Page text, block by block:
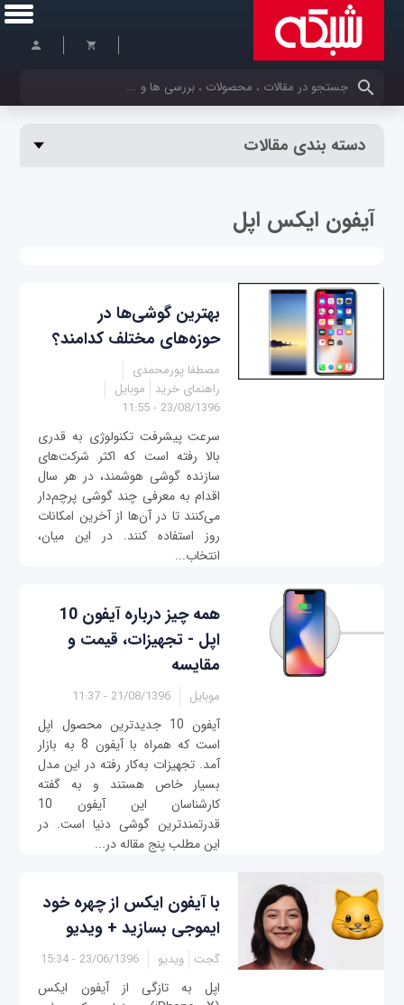
کلمات کلیدی خود را وارد کنید
دسته بندی مقالات
آیفون ایکس اپل
بهترین گوشی‌ها در
حوزه‌های مختلف کدامند؟
مصطفا پورمحمدی
راهنمای خرید
موبایل
23/08/1396 - 11:55
سرعت پیشرفت تکنولوژی به قدری
بالا رفته است که اکثر شرکت‌های
سازنده گوشی هوشمند، در هر سال
اقدام به معرفی چند گوشی پرچم‌دار
می‌کنند تا در آن‌ها از آخرین امکانات
روز استفاده کنند. در این میان،
انتخاب...
همه چیز درباره آیفون 10
اپل - تجهیزات، قیمت و
مقایسه
موبایل 21/08/1396 - 11:37
آیفون 10 جدیدترین محصول اپل
است که همراه با آیفون 8 به بازار
آمد. تجهیزات به‌کار رفته در این مدل
بسیار خاص هستند و به گفته
کارشناسان این آیفون 10
قدرتمندترین گوشی دنیا است. در
این مطلب پنج مقاله در...
با آیفون ایکس از چهره خود
ایموجی بسازید + ویدیو
گجت ویدیو 23/06/1396 - 15:34
اپل به تازگی از آیفون ایکس